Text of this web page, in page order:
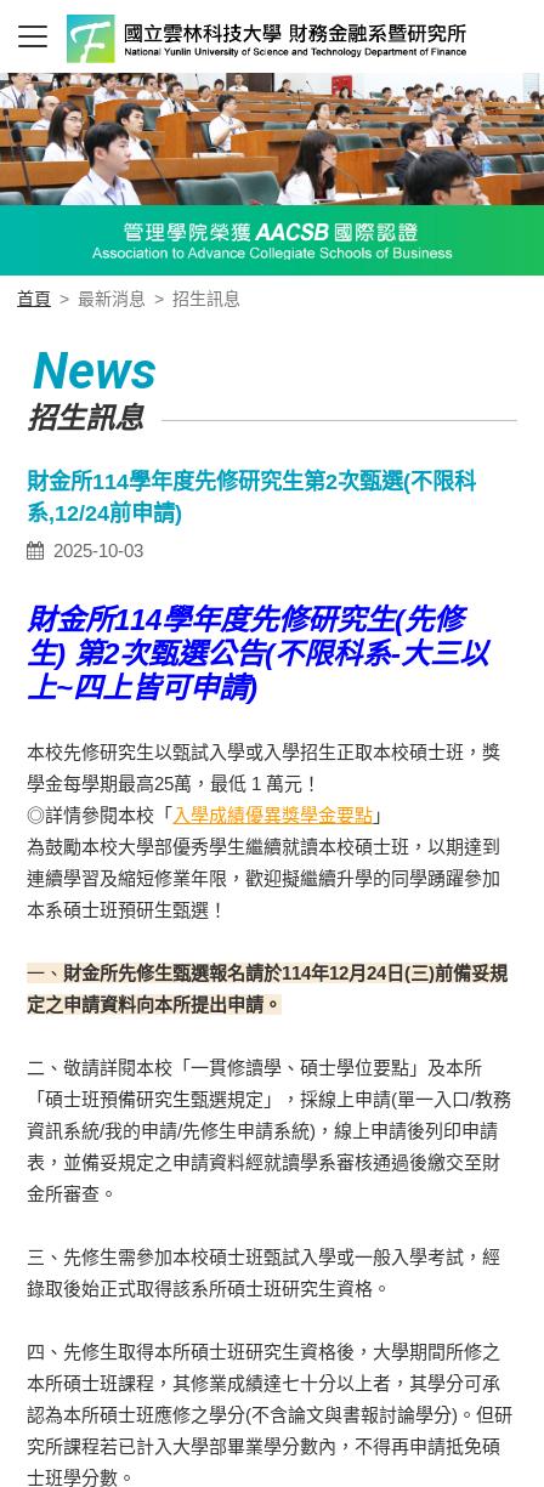
首頁 > 最新消息 > 招生訊息
News
招生訊息
財金所114學年度先修研究生第2次甄選(不限科
系,12/24前申請)
2025-10-03
財金所114學年度先修研究生(先修
生) 第2次甄選公告(不限科系-大三以
上~四上皆可申請)
本校先修研究生以甄試入學或入學招生正取本校碩士班，獎
學金每學期最高25萬，最低 1 萬元！
◎詳情參閱本校「 入學成績優異獎學金要點 」
為鼓勵本校大學部優秀學生繼續就讀本校碩士班，以期達到
連續學習及縮短修業年限，歡迎擬繼續升學的同學踴躍參加
本系碩士班預研生甄選！
一、 財金所先修生甄選報名請於114年12月24 日(三)前備妥規
定之申請資料向本所提出申請。
二、敬請詳閱本校「一貫修讀學、碩士學位要點」及本所
「碩士班預備研究生甄選規定」，採線上申請(單一入口/教務
資訊系統/我的申請/先修生申請系統)，線上申請後列印申請
表，並備妥規定之申請資料經就讀學系審核通過後繳交至財
金所審查。
三、先修生需參加本校碩士班甄試入學或一般入學考試，經
錄取後始正式取得該系所碩士班研究生資格。
四、先修生取得本所碩士班研究生資格後，大學期間所修之
本所碩士班課程，其修業成績達七十分以上者，其學分可承
認為本所碩士班應修之學分(不含論文與書報討論學分)。但研
究所課程若已計入大學部畢業學分數內，不得再申請抵免碩
士班學分數。